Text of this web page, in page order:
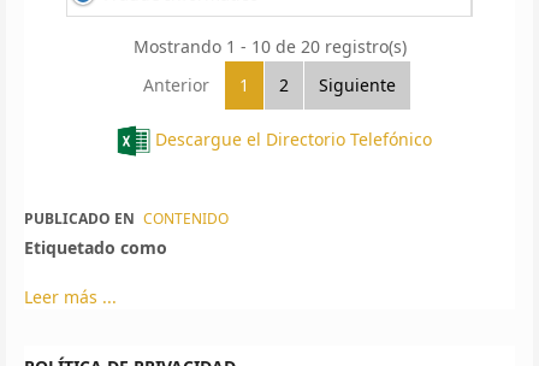
Mostrando 1 - 10 de 20 registro(s)
Anterior
1 2 Siguiente
Descargue el Directorio Telefónico
PUBLICADO EN CONTENIDO
Etiquetado como
Leer más ...